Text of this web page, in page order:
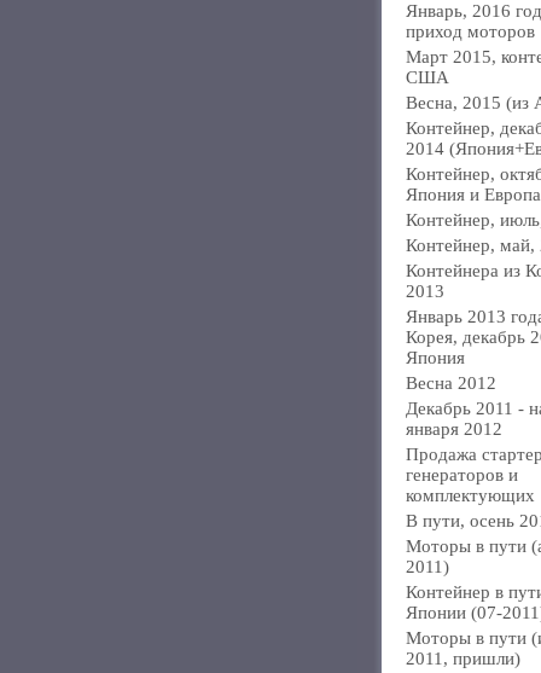
Январь, 2016
приход моторов
Март 2015,
США
Весна, 2015 (из
Контейнер,
2014
Контейнер,
Япония и
Контейнер,
Контейнер, май,
Контейнера из
2013
Январь 2013
Корея, декабрь
Япония
Весна 2012
Декабрь 2011 -
января 2012
Продажа
генераторов и
комплектующих
В пути, осень
Моторы в пути
2011)
Контейнер в
Японии (07-
Моторы в пути
2011, пришли)